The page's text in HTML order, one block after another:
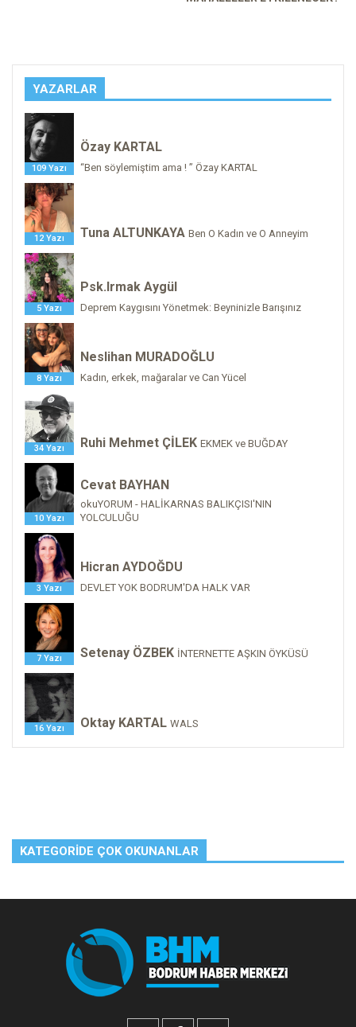
YAZARLAR
109 Yazı
Özay KARTAL
“Ben söylemiştim ama ! ” Özay KARTAL
12 Yazı Tuna ALTUNKAYA Ben O Kadın ve O Anneyim
5 Yazı
Psk.Irmak Aygül
Deprem Kaygısını Yönetmek: Beyninizle Barışınız
8 Yazı
Neslihan MURADOĞLU
Kadın, erkek, mağaralar ve Can Yücel
34 Yazı Ruhi Mehmet ÇİLEK EKMEK ve BUĞDAY
10 Yazı
Cevat BAYHAN
okuYORUM - HALİKARNAS BALIKÇISI'NIN
YOLCULUĞU
3 Yazı
Hicran AYDOĞDU
DEVLET YOK BODRUM'DA HALK VAR
7 Yazı Setenay ÖZBEK İNTERNETTE AŞKIN ÖYKÜSÜ
16 Yazı Oktay KARTAL WALS
KATEGORIDE ÇOK OKUNANLAR